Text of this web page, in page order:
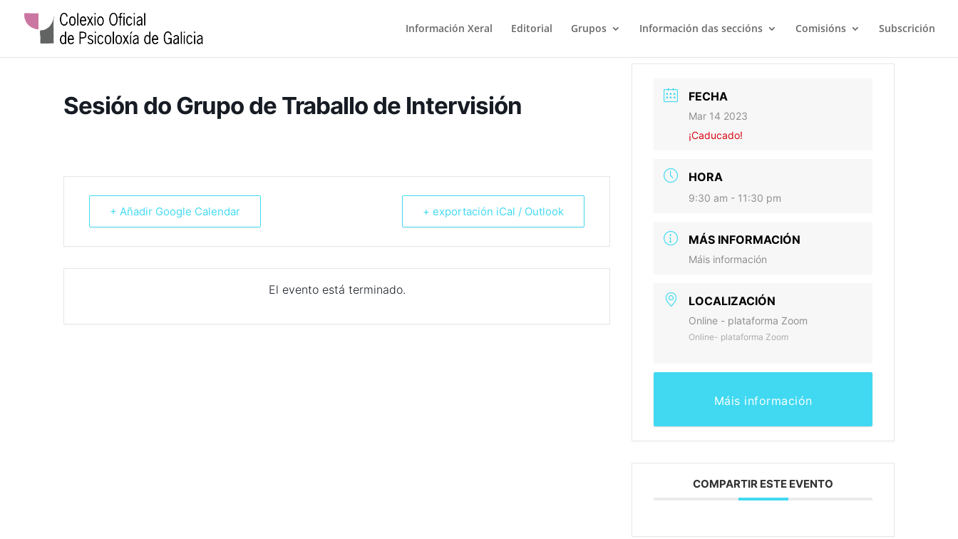
Información Xeral Editorial Grupos Información das seccións Comisións Subscrición
Sesión do Grupo de Traballo de Intervisión
+ Añadir Google Calendar + exportación iCal / Outlook
El evento está terminado.
FECHA
Mar 14 2023
¡Caducado!
HORA
9:30 am - 11:30 pm
MÁS INFORMACIÓN
Máis información
LOCALIZACIÓN
Online - plataforma Zoom
Online- plataforma Zoom
Máis información
COMPARTIR ESTE EVENTO